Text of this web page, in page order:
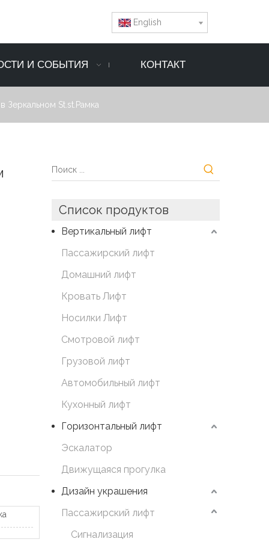
English
И СОБЫТИЯ КОНТАКТ
Зеркальном St.st.Рамка
Список продуктов
Вертикальный лифт
Пассажирский лифт
Домашний лифт
Кровать Лифт
Носилки Лифт
Смотровой лифт
Грузовой лифт
Автомобильный лифт
Кухонный лифт
Горизонтальный лифт
Эскалатор
Движущаяся прогулка
Дизайн украшения
Пассажирский лифт
Сигнализация